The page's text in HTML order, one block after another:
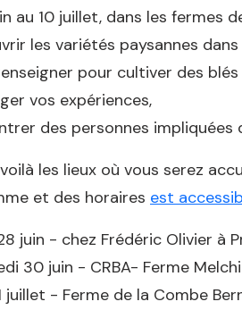
au 10 juillet, dans les fermes
les variétés paysannes
pour cultiver des blés
vos expériences,
des personnes impliquées
les lieux où vous serez
et des horaires est
juin - chez Frédéric Olivier à
30 juin - CRBA- Ferme
juillet - Ferme de la Combe